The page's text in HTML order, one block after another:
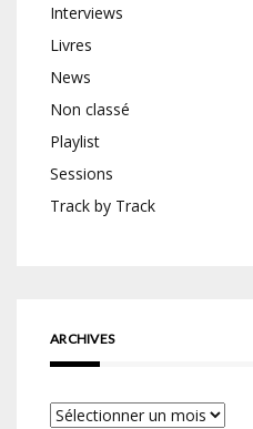
Interviews
Livres
News
Non classé
Playlist
Sessions
Track by Track
ARCHIVES
Archives